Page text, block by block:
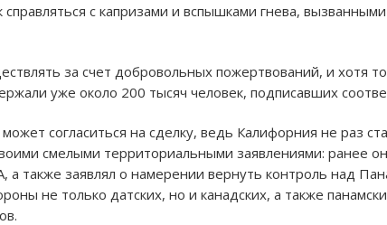
с капризами и вспышками гнева,
за счет добровольных пожертвований, и хотя
уже около 200 тысяч человек, подписавших
согласиться на сделку, ведь Калифорния не раз
смелыми территориальными заявлениями: ранее
также заявлял о намерении вернуть контроль над
не только датских, но и канадских, а также